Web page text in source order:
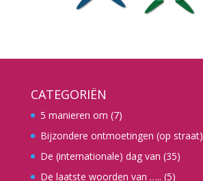
CATEGORIËN
5 manieren om (7)
Bijzondere ontmoetingen (op straat)
De (internationale) dag van (35)
De laatste woorden van ….. (5)